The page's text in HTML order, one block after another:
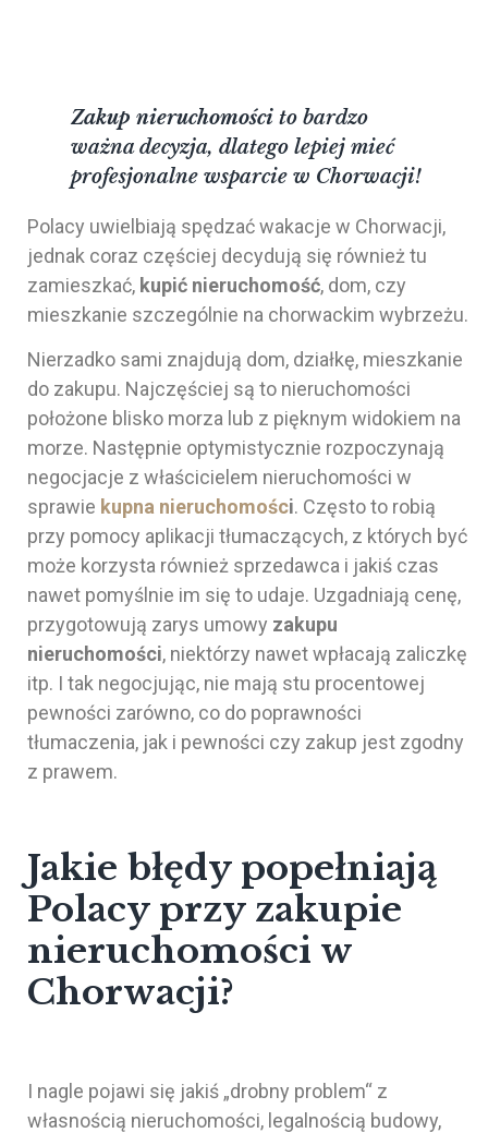
Zakup nieruchomości to bardzo
ważna decyzja, dlatego lepiej mieć
profesjonalne wsparcie w Chorwacji!
Polacy uwielbiają spędzać wakacje w Chorwacji,
jednak coraz częściej decydują się również tu
zamieszkać, kupić nieruchomość, dom, czy
mieszkanie szczególnie na chorwackim wybrzeżu.
Nierzadko sami znajdują dom, działkę, mieszkanie
do zakupu. Najczęściej są to nieruchomości
położone blisko morza lub z pięknym widokiem na
morze. Następnie optymistycznie rozpoczynają
negocjacje z właścicielem nieruchomości w
sprawie kupna nieruchomości. Często to robią
przy pomocy aplikacji tłumaczących, z których być
może korzysta również sprzedawca i jakiś czas
nawet pomyślnie im się to udaje. Uzgadniają cenę,
przygotowują zarys umowy zakupu
nieruchomości, niektórzy nawet wpłacają zaliczkę
itp. I tak negocjując, nie mają stu procentowej
pewności zarówno, co do poprawności
tłumaczenia, jak i pewności czy zakup jest zgodny
z prawem.
Jakie błędy popełniają
Polacy przy zakupie
nieruchomości w
Chorwacji?
I nagle pojawi się jakiś „drobny problem“ z
własnością nieruchomości, legalnością budowy,